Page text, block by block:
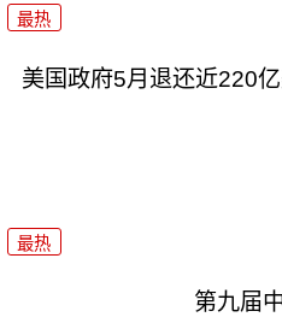
最热
美国政府5月退还近220
最热
第九届